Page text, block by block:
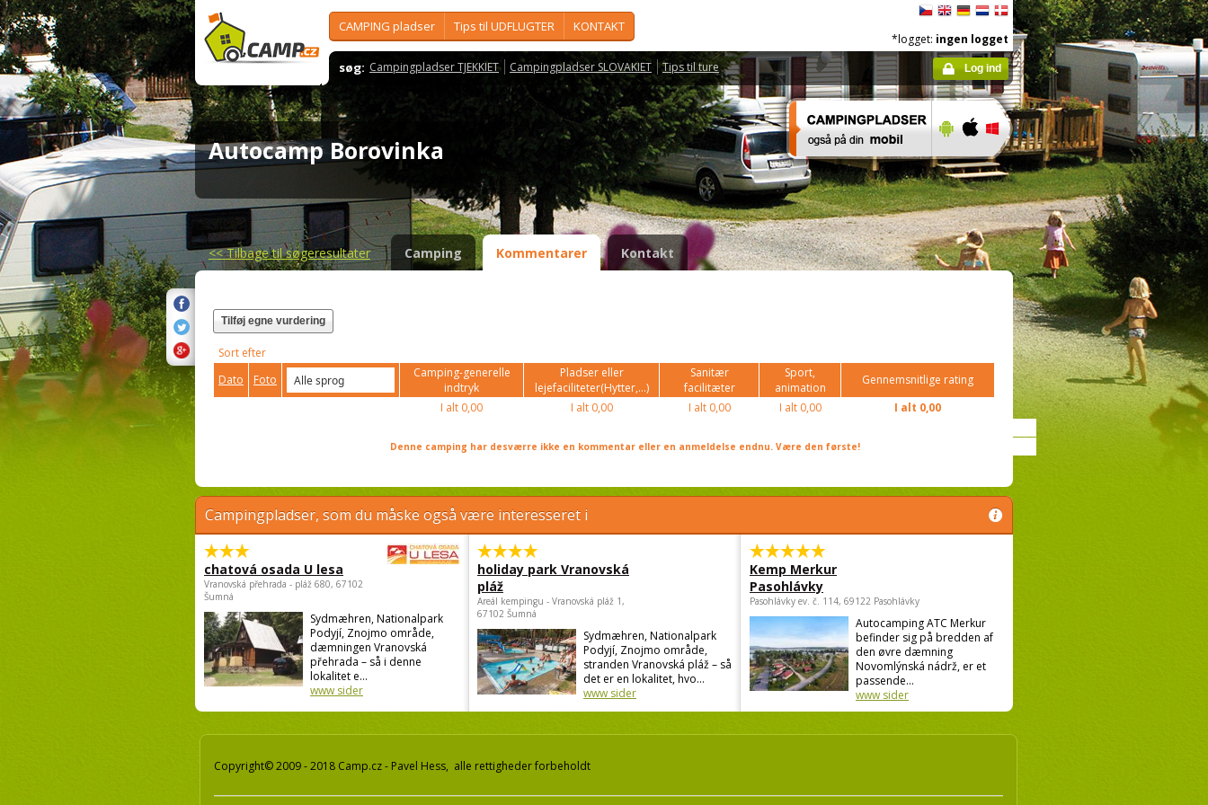
CAMPING pladser Tips til UDFLUGTER KONTAKT
søg: Campingpladser TJEKKIET Campingpladser SLOVAKIET Tips til ture
*logget: ingen logget
Log ind
Autocamp Borovinka
<<Tilbage til søgeresultater Camping Kommentarer Kontakt
Tilføj egne vurdering
Sort efter
Dato
Foto
Camping-generelle
indtryk
Pladser eller
lejefaciliteter(Hytter,...)
Sanitær
facilitæter
Sport,
animation
Gennemsnitlige rating
I alt 0,00 I alt0,00 I alt0,00 I alt0,00 I alt 0,00
Denne camping har desværre ikke en kommentar eller en anmeldelse endnu. Være den første!
Campingpladser, som du måske også være interesseret i
chatová osada U lesa
Vranovská přehrada - pláž 680, 67102
Šumná
Sydmæhren, Nationalpark
Podyjí, Znojmo område,
dæmningen Vranovská
přehrada – så i denne
lokalitet e...
www sider
holiday park Vranovská
pláž
Areál kempingu - Vranovská pláž 1,
67102 Šumná
Sydmæhren, Nationalpark
Podyjí, Znojmo område,
stranden Vranovská pláž – så
det er en lokalitet, hvo...
www sider
Kemp Merkur
Pasohlávky
Pasohlávky ev. č. 114, 69122 Pasohlávky
Autocamping ATC Merkur
befinder sig på bredden af
den øvre dæmning
Novomlýnská nádrž, er et
passende...
www sider
Copyright© 2009 - 2018 Camp.cz - Pavel Hess, alle rettigheder forbeholdt